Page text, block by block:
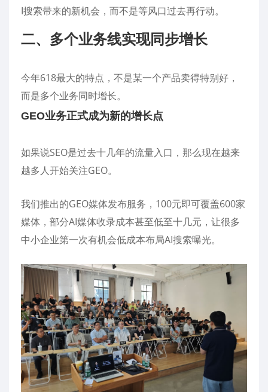
I搜索带来的新机会，而不是等风口过去再行动。
二、多个业务线实现同步增长
今年618最大的特点，不是某一个产品卖得特别好，
而是多个业务同时增长。
GEO业务正式成为新的增长点
如果说SEO是过去十几年的流量入口，那么现在越来
越多人开始关注GEO。
我们推出的GEO媒体发布服务，100元即可覆盖600家
媒体，部分AI媒体收录成本甚至低至十几元，让很多
中小企业第一次有机会低成本布局AI搜索曝光。